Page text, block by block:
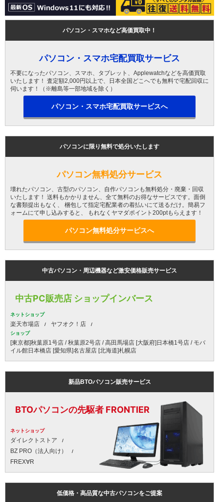
パソコン・スマホなど高価買取中！
パソコン・スマホ宅配買取サービス
不要になったパソコン、スマホ、タブレット、Applewatchなどを高価買取
いたします！ 査定額2,000円以上で、日本全国どこへでも無料で宅配回収に
伺います！（※離島等一部地域を除く）
パソコン・スマホ宅配買取サービスへ
パソコンに限り無料で処分いたします
パソコン無料処分サービス
壊れたパソコン、古型のパソコン、自作パソコンも無料処分・廃棄・回収
いたします！ 送料もかかりません、全て無料のお得なサービスです。面倒
な書類提出もなく、 梱包して指定宅配業者の着払いにて送るだけ。簡易フ
ォームにて申し込みすると、 もれなくヤマダポイント200ptもらえます！
パソコン無料処分サービスへ
中古パソコン・周辺機器など激安価格販売サービス
中古PC販売店 ショップインバース
ネットショップ
楽天市場店 ヤフオク！店
ショップ
[東京都]秋葉原1号店 / 秋葉原2号店 / 高田馬場店 [大阪府]日本橋1号店 / モバ
イル館日本橋店 [愛知県]名古屋店 [北海道]札幌店
新品BTOパソコン販売サービス
BTOパソコンの先駆者 FRONTIER
ネットショップ
ダイレクトストア
BZ PRO（法人向け）
FREX∀R
低価格・高品質な中古パソコンをご提案